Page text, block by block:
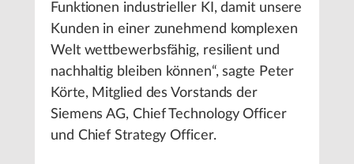
Funktionen industrieller KI, damit unsere
Kunden in einer zunehmend komplexen
Welt wettbewerbsfähig, resilient und
nachhaltig bleiben können“, sagte Peter
Körte, Mitglied des Vorstands der
Siemens AG, Chief Technology Officer
und Chief Strategy Officer.